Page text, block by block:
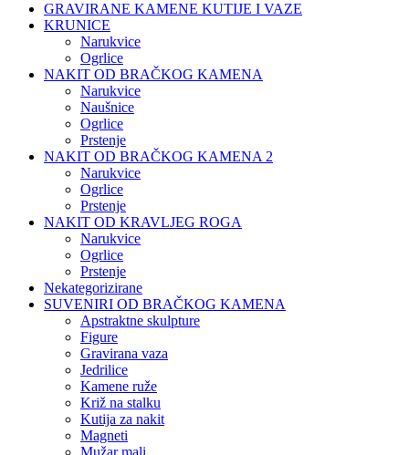
GRAVIRANE KAMENE KUTIJE I VAZE
KRUNICE
Narukvice
Ogrlice
NAKIT OD BRAČKOG KAMENA
Narukvice
Naušnice
Ogrlice
Prstenje
NAKIT OD BRAČKOG KAMENA 2
Narukvice
Ogrlice
Prstenje
NAKIT OD KRAVLJEG ROGA
Narukvice
Ogrlice
Prstenje
Nekategorizirane
SUVENIRI OD BRAČKOG KAMENA
Apstraktne skulpture
Figure
Gravirana vaza
Jedrilice
Kamene ruže
Križ na stalku
Kutija za nakit
Magneti